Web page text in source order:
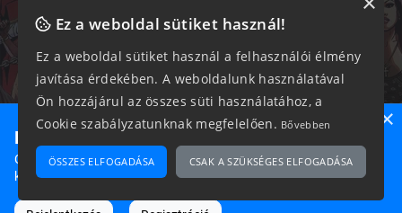
Online felhasználók
315 vendég, 0 tag
Kövess Minket!
2026 © Magyar GTA Közösség
hozzájárulásával és a forrás megjelölésével használhatóak fel.
Ne maradj le semmiről!
Csatlakozz most hozzánk, hogy megtudd, milyen egy igazi
közösséghez tartozni!
×
Ez a weboldal sütiket használ!
Ez a weboldal sütiket használ a felhasználói élmény
javítása érdekében. A weboldalunk használatával
Ön hozzájárul az összes süti használatához, a
Cookie szabályzatunknak megfelelően. Bővebben
ÖSSZES ELFOGADÁSA CSAK A SZÜKSÉGES ELFOGADÁSA